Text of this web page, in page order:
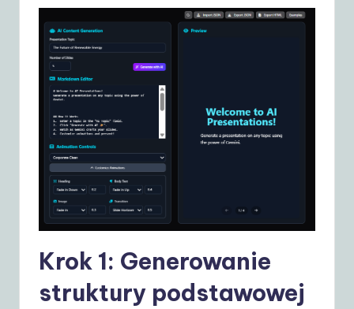
d
ft
wKrok 1: Generowanie
struktury podstawowej